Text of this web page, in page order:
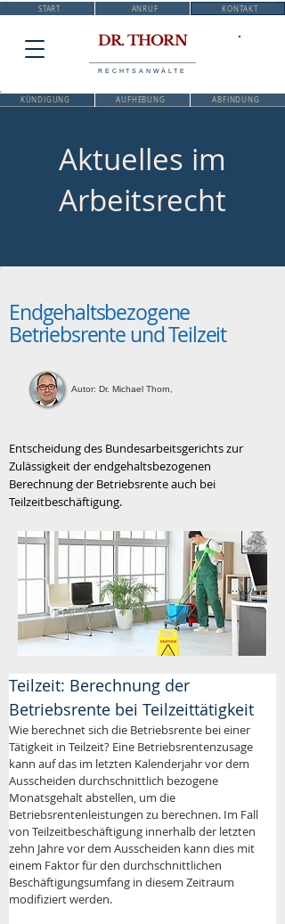
START ANRUF KONTAKT
DR. THORN
RECHTSANWÄLTE
KÜNDIGUNG AUFHEBUNG ABFINDUNG
Aktuelles im
Arbeitsrecht
Endgehaltsbezogene
Betriebsrente und Teilzeit
Autor: Dr. Michael Thorn,
Entscheidung des Bundesarbeitsgerichts zur
Zulässigkeit der endgehaltsbezogenen
Berechnung der Betriebsrente auch bei
Teilzeitbeschäftigung.
Teilzeit: Berechnung der
Betriebsrente bei Teilzeittätigkeit
Wie berechnet sich die Betriebsrente bei einer
Tätigkeit in Teilzeit? Eine Betriebsrentenzusage
kann auf das im letzten Kalenderjahr vor dem
Ausscheiden durchschnittlich bezogene
Monatsgehalt abstellen, um die
Betriebsrentenleistungen zu berechnen. Im Fall
von Teilzeitbeschäftigung innerhalb der letzten
zehn Jahre vor dem Ausscheiden kann dies mit
einem Faktor für den durchschnittlichen
Beschäftigungsumfang in diesem Zeitraum
modifiziert werden.